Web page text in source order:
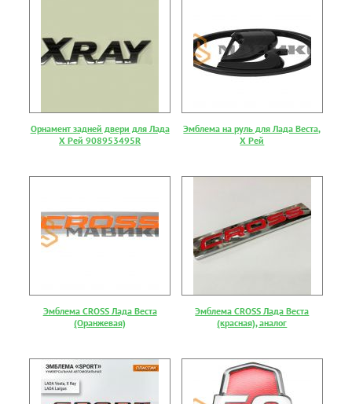
Орнамент задней двери для Лада
Х Рей 908953495R
Эмблема на руль для Лада Веста,
Х Рей
Эмблема CROSS Лада Веста
(Оранжевая)
Эмблема CROSS Лада Веста
(красная), аналог